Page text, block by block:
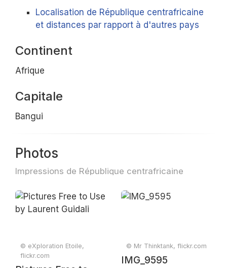
Localisation de République centrafricaine
et distances par rapport à d'autres pays
Continent
Afrique
Capitale
Bangui
Photos
Impressions de République centrafricaine
© eXploration Etoile,
flickr.com
© Mr Thinktank, flickr.com
IMG_9595